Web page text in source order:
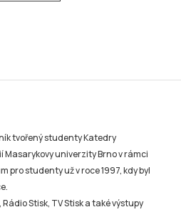
tvořený studenty Katedry
univerzity Brno v rámci
pro studenty už v roce 1997, kdy byl
Stisk, TV Stisk a také výstupy